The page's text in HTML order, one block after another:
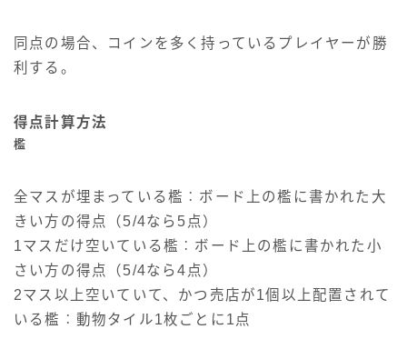
同点の場合、コインを多く持っているプレイヤーが勝
利する。
得点計算方法
檻
全マスが埋まっている檻︰ボード上の檻に書かれた大
きい方の得点（5/4なら5点）
1マスだけ空いている檻︰ボード上の檻に書かれた小
さい方の得点（5/4なら4点）
2マス以上空いていて、かつ売店が1個以上配置されて
いる檻︰動物タイル1枚ごとに1点